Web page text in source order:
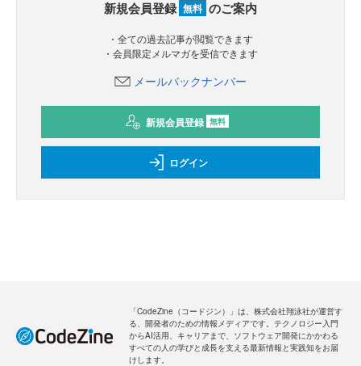
新規会員登録 無料 のご案内
・全ての過去記事が閲覧できます
・会員限定メルマガを受信できます
メールバックナンバー
新規会員登録 無料
ログイン
「CodeZine（コードジン）」は、株式会社翔泳社が運営す
る、開発者のための情報メディアです。テクノロジー入門
からAI活用、キャリアまで、ソフトウェア開発にかかわる
すべての人の学びと成長を支える最新情報と実践知をお届
けします。